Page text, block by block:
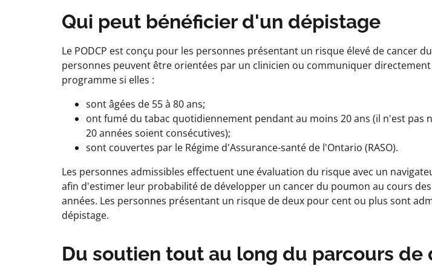
Qui peut bénéficier d'un dépistage
Le PODCP est conçu pour les personnes présentant un risque élevé de cancer
personnes peuvent être orientées par un clinicien ou communiquer directement
programme si elles :
sont âgées de 55 à 80 ans;
ont fumé du tabac quotidiennement pendant au moins 20 ans (il n'est pas
20 années soient consécutives);
sont couvertes par le Régime d'Assurance-santé de l'Ontario (RASO).
Les personnes admissibles effectuent une évaluation du risque avec un
afin d'estimer leur probabilité de développer un cancer du poumon au cours
années. Les personnes présentant un risque de deux pour cent ou plus sont
dépistage.
Du soutien tout au long du parcours de